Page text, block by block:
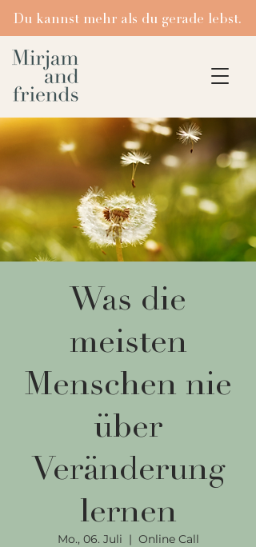
Du kannst mehr als du gerade lebst.
Was die
meisten
Menschen nie
über
Veränderung
lernen
Mo., 06. Juli
  |
Online Call